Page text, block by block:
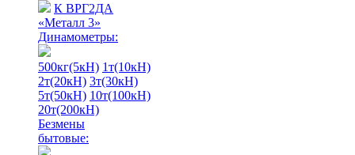
К ВРГ2ДА
«Металл 3»
Динамометры:
500кг(5кН) 1т(10кН)
2т(20кН) 3т(30кН)
5т(50кН) 10т(100кН)
20т(200кН)
Безмены
бытовые: